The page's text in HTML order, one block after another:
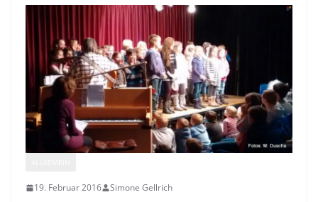
19. Februar 2016 Simone Gellrich